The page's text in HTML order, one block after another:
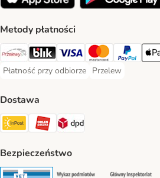
Metody płatności
Przelewy24 Payment Method
Blik Payment Method
VISA Payment Method
MasterCardPayPal
Płatność przy odbiorze
Płatność przy odbiorze Payment Method
Przelew
Przelew Payment
Dostawa
InPost Shipping Method
ORLEN Paczka. Shipping
DPD Shipping
Bezpieczeństwo
Security Security